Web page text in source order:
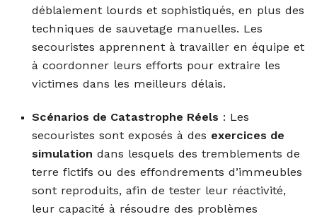
déblaiement lourds et sophistiqués, en plus des
techniques de sauvetage manuelles. Les
secouristes apprennent à travailler en équipe et
à coordonner leurs efforts pour extraire les
victimes dans les meilleurs délais.
Scénarios de Catastrophe Réels : Les
secouristes sont exposés à des exercices de
simulation dans lesquels des tremblements de
terre fictifs ou des effondrements d’immeubles
sont reproduits, afin de tester leur réactivité,
leur capacité à résoudre des problèmes